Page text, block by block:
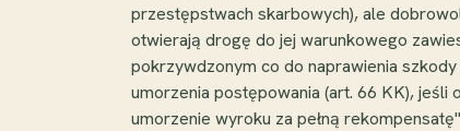
przestępstwach skarbowych), ale
otwierają drogę do jej warunkowego
pokrzywdzonym co do naprawienia
umorzenia postępowania (art. 66 KK), jeśli
umorzenie wyroku za pełną